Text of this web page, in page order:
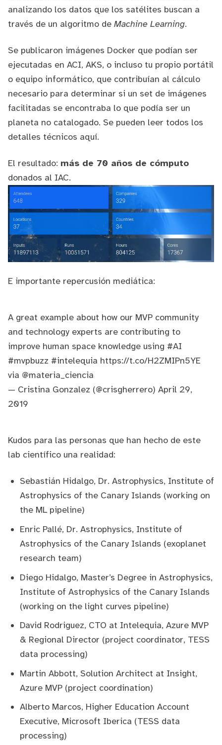
analizando los datos que los satélites buscan a
través de un algoritmo de Machine Learning.
Se publicaron imágenes Docker que podían ser
ejecutadas en ACI, AKS, o incluso tu propio portátil
o equipo informático, que contribuían al cálculo
necesario para determinar si un set de imágenes
facilitadas se encontraba lo que podía ser un
planeta no catalogado. Se pueden leer todos los
detalles técnicos aquí.
El resultado: más de 70 años de cómputo
donados al IAC.
E importante repercusión mediática:
A great example about how our MVP community
and technology experts are contributing to
improve human space knowledge using #AI
#mvpbuzz #intelequia https://t.co/H2ZMIPn5YE
via @materia_ciencia
— Cristina Gonzalez (@crisgherrero) April 29,
2019
Kudos para las personas que han hecho de este
lab científico una realidad:
Sebastián Hidalgo, Dr. Astrophysics, Institute of
Astrophysics of the Canary Islands (working on
the ML pipeline)
Enric Pallé, Dr. Astrophysics, Institute of
Astrophysics of the Canary Islands (exoplanet
research team)
Diego Hidalgo, Master’s Degree in Astrophysics,
Institute of Astrophysics of the Canary Islands
(working on the light curves pipeline)
David Rodriguez, CTO at Intelequia, Azure MVP
& Regional Director (project coordinator, TESS
data processing)
Martin Abbott, Solution Architect at Insight,
Azure MVP (project coordination)
Alberto Marcos, Higher Education Account
Executive, Microsoft Iberica (TESS data
processing)